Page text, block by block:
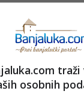
na novčane
raspusta, kao
kaznom u
osobnih